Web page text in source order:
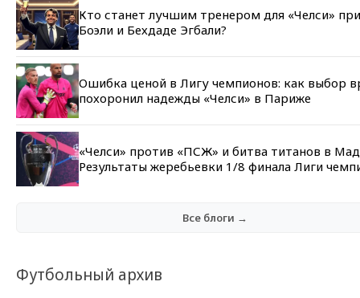
Кто станет лучшим тренером для «Челси»
Боэли и Бехдаде Эгбали?
Ошибка ценой в Лигу чемпионов: как выбор
похоронил надежды «Челси» в Париже
«Челси» против «ПСЖ» и битва титанов в
Результаты жеребьевки 1/8 финала Лиги
Все блоги →
Футбольный архив